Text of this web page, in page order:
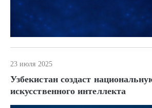
23 июля 2025
Узбекистан создаст
искусственного интеллекта